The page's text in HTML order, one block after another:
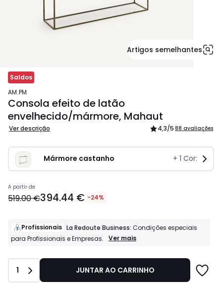
Artigos semelhantes
Saldos
AM.PM
Consola efeito de latão
envelhecido/mármore, Mahaut
Ver descrição 4,3/5 88 avaliações
Mármore castanho + 1 Cor:
394.44
€
de
519.00
24%
desconto
A partir de
519.00 €394.44 € -24%
Profissionais La Redoute Business: Condições especiais
para Profissionais e Empresas.
Profissionais
Condições
Ver mais
Quantidade
1 JUNTAR AO CARRINHO